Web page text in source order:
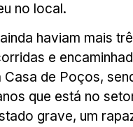
no local.
haviam mais
e
Casa de Poços,
que está no
grave, um